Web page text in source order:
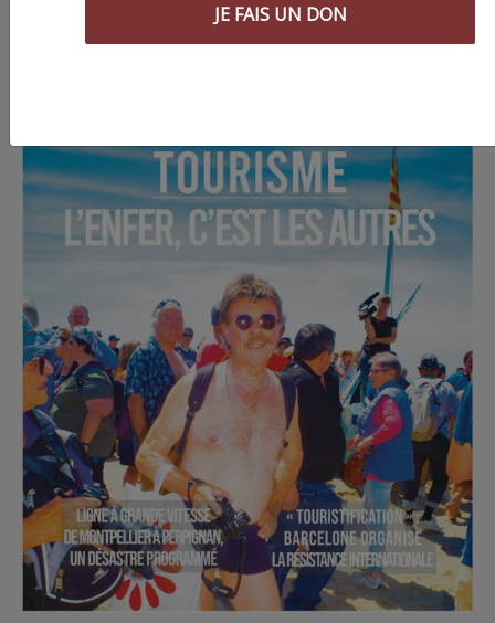
JE FAIS UN DON